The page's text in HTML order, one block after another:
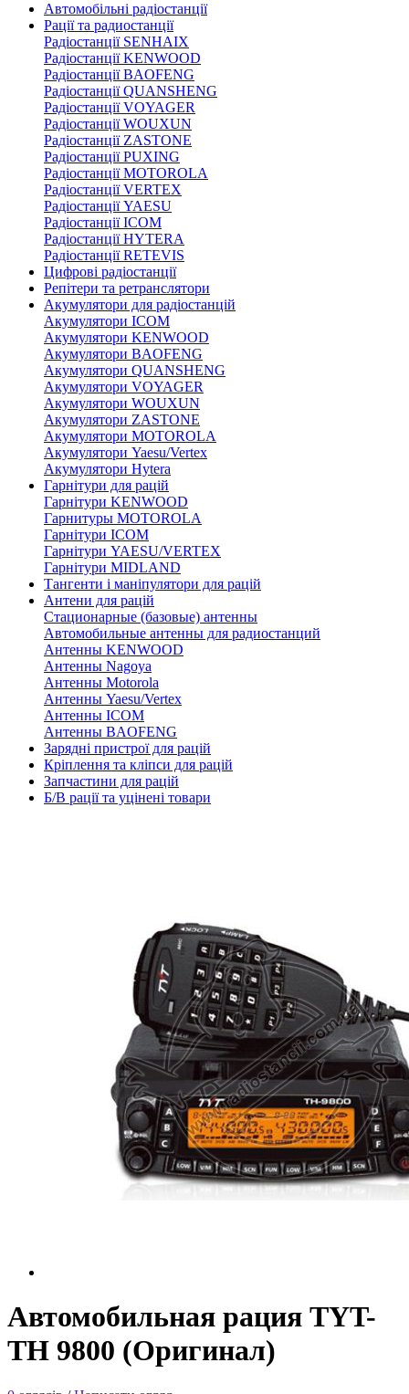
Автомобільні радіостанції
Рації та радиостанції
Радіостанції SENHAIX
Радіостанції KENWOOD
Радіостанції BAOFENG
Радіостанції QUANSHENG
Радіостанції VOYAGER
Радіостанції WOUXUN
Радіостанції ZASTONE
Радіостанції PUXING
Радіостанції MOTOROLA
Радіостанції VERTEX
Радіостанції YAESU
Радіостанції ICOM
Радіостанції HYTERA
Радіостанції RETEVIS
Цифрові радіостанції
Репітери та ретранслятори
Акумулятори для радіостанцій
Акумулятори ICOM
Акумулятори KENWOOD
Акумулятори BAOFENG
Акумулятори QUANSHENG
Акумулятори VOYAGER
Акумулятори WOUXUN
Акумулятори ZASTONE
Акумулятори MOTOROLA
Акумулятори Yaesu/Vertex
Акумулятори Hytera
Гарнітури для рацій
Гарнітури KENWOOD
Гарнитуры MOTOROLA
Гарнітури ICOM
Гарнітури YAESU/VERTEX
Гарнітури MIDLAND
Тангенти і маніпулятори для рацій
Антени для рацій
Стационарные (базовые) антенны
Автомобильные антенны для радиостанций
Антенны KENWOOD
Антенны Nagoya
Антенны Motorola
Антенны Yaesu/Vertex
Антенны ICOM
Антенны BAOFENG
Зарядні пристрої для рацій
Кріплення та кліпси для рацій
Запчастини для рацій
Б/В рації та уцінені товари
Автомобильная рация TYT-
TH 9800 (Оригинал)